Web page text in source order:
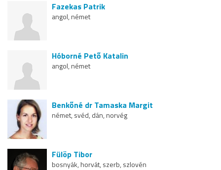
Fazekas Patrik
angol, német
Hóborné Pető Katalin
angol, német
Benkőné dr Tamaska Margit
német, svéd, dán, norvég
Fülöp Tibor
bosnyák, horvát, szerb, szlovén